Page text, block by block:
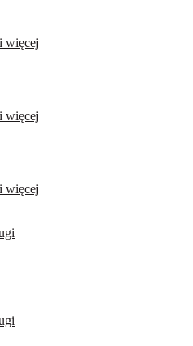
więcej
więcej
więcej